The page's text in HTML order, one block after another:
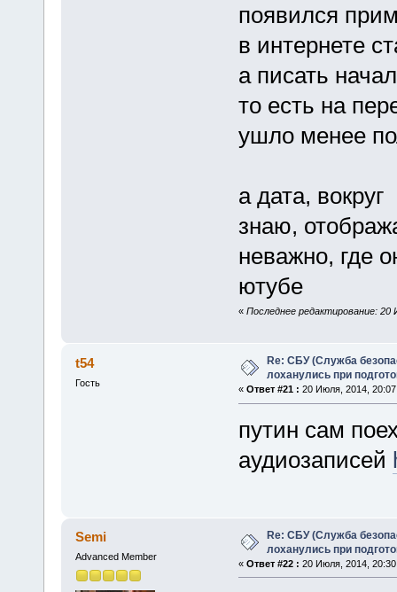
появился
в интернете
а писать
то есть на
ушло менее
а дата, вокруг
знаю,
неважно, где
ютубе
« Последнее редактирование:
t54
Гость
Re: СБУ (Служба
лоханулись при
« Ответ #21 : 20 Июля, 2014,
путин сам
аудиозаписей
Semi
Advanced Member
Re: СБУ (Служба
лоханулись при
« Ответ #22 : 20 Июля, 2014,